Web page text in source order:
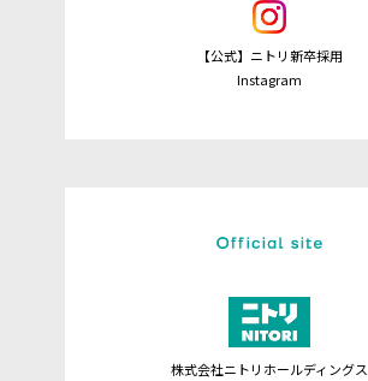
【公式】ニトリ新卒採用
Instagram
株式会社ニトリホールディングス